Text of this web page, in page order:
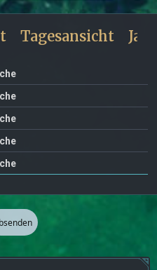
Tagesansicht